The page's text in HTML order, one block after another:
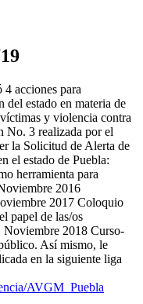
acciones para
del estado en materia de
y violencia contra
No. 3 realizada por el
la Solicitud de Alerta de
el estado de Puebla:
herramienta para
2016
2017 Coloquio
papel de las/os
Noviembre 2018 Curso-
Así mismo, le
en la siguiente liga
AVGM_Puebla